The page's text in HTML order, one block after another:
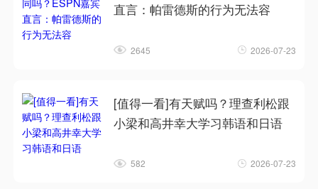
直言：帕雷德斯的行为无法容
2645 2026-07-23
[值得一看]有天赋吗？理查利松跟
小梁和高井幸大学习韩语和日语
582 2026-07-23